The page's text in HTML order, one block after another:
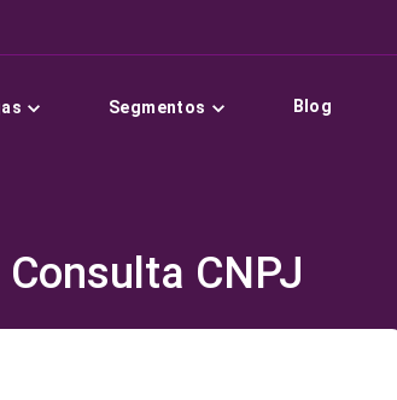
Segmentos Blog
Consulta CNPJ